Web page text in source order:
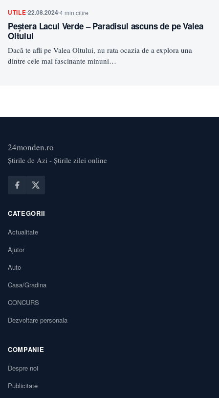
UTILE 22.08.20244 min citire
Peștera Lacul Verde – Paradisul ascuns de pe Valea
Oltului
Dacă te afli pe Valea Oltului, nu rata ocazia de a explora una
dintre cele mai fascinante minuni…
24monden.ro
Știrile de Azi - Știrile zilei online
CATEGORII
Actualitate
Ajutor
Auto
Casa/Gradina
CONCURS
Dezvoltare personala
COMPANIE
Despre noi
Publicitate